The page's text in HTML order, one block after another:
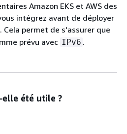
Amazon EKS et AWS des
intégrez avant de déployer
Cela permet de s'assurer que
prévu avec IPv6 .
été utile ?